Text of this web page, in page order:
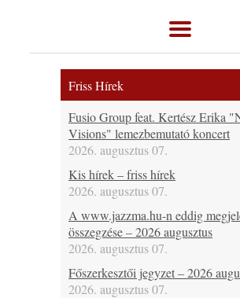
Friss Hírek
Fusio Group feat. Kertész Erika
Visions" lemezbemutató koncert
2026. augusztus 07.
Kis hírek – friss hírek
2026. augusztus 07.
A www.jazzma.hu-n eddig
összegzése – 2026 augusztus
2026. augusztus 07.
Főszerkesztői jegyzet – 2026
2026. augusztus 07.